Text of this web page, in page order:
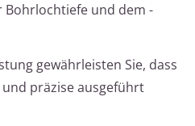
Bohrlochtiefe und dem -
gewährleisten Sie, dass
präzise ausgeführt